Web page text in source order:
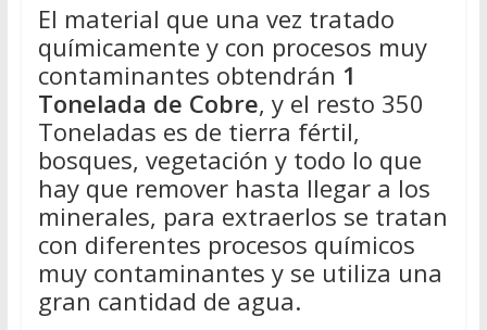
El material que una vez tratado
químicamente y con procesos muy
contaminantes obtendrán 1
Tonelada de Cobre, y el resto 350
Toneladas es de tierra fértil,
bosques, vegetación y todo lo que
hay que remover hasta llegar a los
minerales, para extraerlos se tratan
con diferentes procesos químicos
muy contaminantes y se utiliza una
gran cantidad de agua.